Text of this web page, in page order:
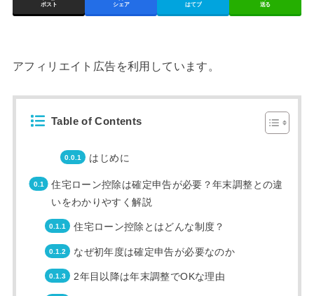
ポスト シェア はてブ 送る
アフィリエイト広告を利用しています。
Table of Contents
はじめに
住宅ローン控除は確定申告が必要？年末調整との違
いをわかりやすく解説
住宅ローン控除とはどんな制度？
なぜ初年度は確定申告が必要なのか
2年目以降は年末調整でOKな理由